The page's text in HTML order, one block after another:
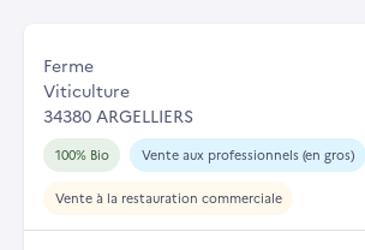
Ferme
Viticulture
34380 ARGELLIERS
100% Bio Vente aux professionnels (en gros)
Vente à la restauration commerciale